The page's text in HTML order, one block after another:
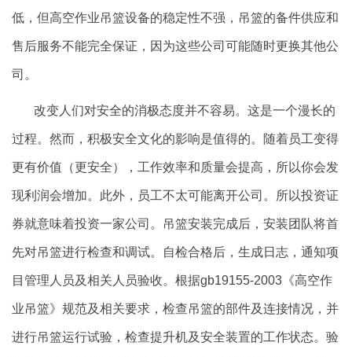
低，但高空作业吊篮设备的稳定性不强，吊篮的备件供应和
售后服务不能完全保证，因为这些公司可能随时更换其他公
司。
改变人们对安全的消极态度并不容易。这是一个漫长的
过程。然而，积极安全文化的影响是值得的。随着员工变得
更有价值（更安全），工作效率和质量会提高，所以你会发
现利润会增加。此外，员工不太可能离开公司。所以投资证
券就意味着投资一家公司。吊篮安装完成后，安装团队将首
先对吊篮进行检查和调试。自检合格后，生成日志，通知项
目管理人员及相关人员验收。根据gb19155-2003 《高空作
业吊篮》规范及相关要求，检查吊篮的部件及连接情况，并
进行吊篮运行试验，检查提升机及安全装置的工作状态。验